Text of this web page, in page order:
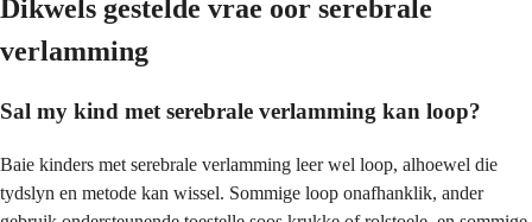
Dikwels gestelde vrae oor serebrale
verlamming
Sal my kind met serebrale verlamming kan loop?
Baie kinders met serebrale verlamming leer wel loop, alhoewel die
tydslyn en metode kan wissel. Sommige loop onafhanklik, ander